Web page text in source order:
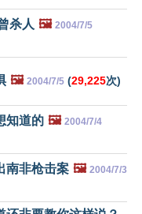
杀人 🖼️ 2004/7/5
🖼️ 2004/7/5 (29,225次)
知道的 🖼️ 2004/7/4
南非枪击案 🖼️ 2004/7/3